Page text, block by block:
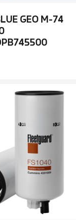
GEO M-74